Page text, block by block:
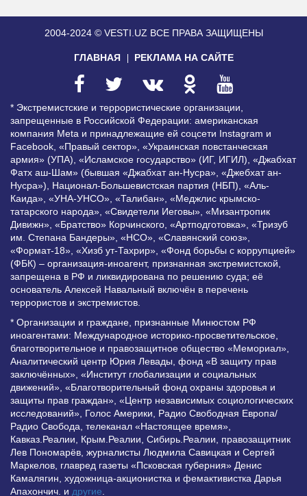
2004-2024 © VESTI.UZ ВСЕ ПРАВА ЗАЩИЩЕНЫ
ГЛАВНАЯ РЕКЛАМА НА САЙТЕ
* Экстремистские и террористические организации,
запрещенные в Российской Федерации: американская
компания Meta и принадлежащие ей соцсети Instagram и
Facebook, «Правый сектор», «Украинская повстанческая
армия» (УПА), «Исламское государство» (ИГ, ИГИЛ), «Джабхат
Фатх аш-Шам» (бывшая «Джабхат ан-Нусра», «Джебхат ан-
Нусра»), Национал-Большевистская партия (НБП), «Аль-
Каида», «УНА-УНСО», «Талибан», «Меджлис крымско-
татарского народа», «Свидетели Иеговы», «Мизантропик
Дивижн», «Братство» Корчинского, «Артподготовка», «Тризуб
им. Степана Бандеры», «НСО», «Славянский союз»,
«Формат-18», «Хизб ут-Тахрир», «Фонд борьбы с коррупцией»
(ФБК) – организация-иноагент, признанная экстремистской,
запрещена в РФ и ликвидирована по решению суда; её
основатель Алексей Навальный включён в перечень
террористов и экстремистов.
* Организации и граждане, признанные Минюстом РФ
иноагентами: Международное историко-просветительское,
благотворительное и правозащитное общество «Мемориал»,
Аналитический центр Юрия Левады, фонд «В защиту прав
заключённых», «Институт глобализации и социальных
движений», «Благотворительный фонд охраны здоровья и
защиты прав граждан», «Центр независимых социологических
исследований», Голос Америки, Радио Свободная Европа/
Радио Свобода, телеканал «Настоящее время»,
Кавказ.Реалии, Крым.Реалии, Сибирь.Реалии, правозащитник
Лев Пономарёв, журналисты Людмила Савицкая и Сергей
Маркелов, главред газеты «Псковская губерния» Денис
Камалягин, художница-акционистка и фемактивистка Дарья
Апахончич. и другие